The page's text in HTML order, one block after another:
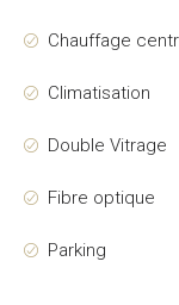
Chauffage
Climatisation
Double Vitrage
Fibre optique
Parking